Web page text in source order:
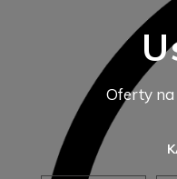
Oferty na